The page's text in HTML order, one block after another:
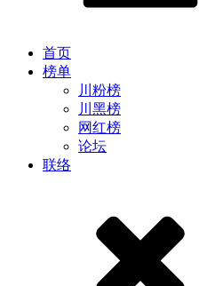
首页
榜单
川粉榜
川黑榜
网红榜
论坛
联络